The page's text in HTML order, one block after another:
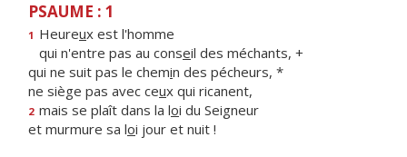
PSAUME : 1
1 Heureux est l'homme
qui n'entre pas au conseil des méchants, +
qui ne suit pas le chemin des pécheurs, *
ne siège pas avec ceux qui ricanent,
2 mais se plaît dans la loi du Seigneur
et murmure sa loi jour et nuit !